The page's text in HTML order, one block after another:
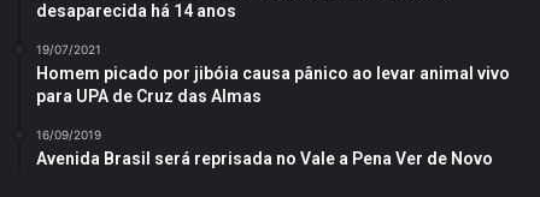
desaparecida há 14 anos
19/07/2021
Homem picado por jibóia causa pânico ao levar animal vivo
para UPA de Cruz das Almas
16/09/2019
Avenida Brasil será reprisada no Vale a Pena Ver de Novo